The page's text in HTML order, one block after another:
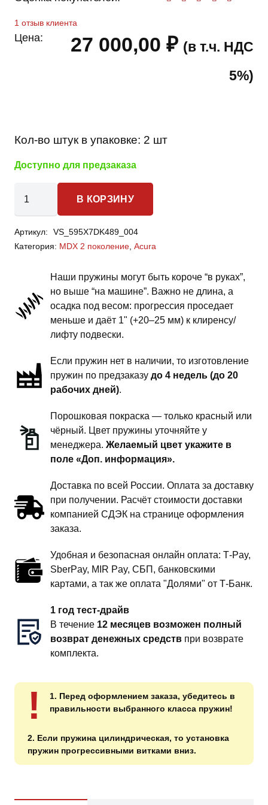
1 отзыв клиента
Цена: 27 000,00 ₽ (в т.ч. НДС
5%)
Кол-во штук в упаковке: 2 шт
Доступно для предзаказа
товара
MDX
2
пружины
передней
дюйм
комфорт
В КОРЗИНУ
Артикул:
VS_595X7DK489_004
Категория: MDX 2 поколение Acura
Наши пружины могут быть короче “в руках”,
но выше “на машине”. Важно не длина, а
осадка под весом: прогрессия проседает
меньше и даёт 1" (+20–25 мм) к клиренсу/
лифту подвески.
Если пружин нет в наличии, то изготовление
пружин по предзаказу до 4 недель (до 20
рабочих дней).
Порошковая покраска — только красный или
чёрный. Цвет пружины уточняйте у
менеджера. Желаемый цвет укажите в
поле «Доп. информация».
Доставка по всей России. Оплата за доставку
при получении. Расчёт стоимости доставки
компанией СДЭК на странице оформления
заказа.
Удобная и безопасная онлайн оплата: T‑Pay,
SberPay, MIR Pay, СБП, банковскими
картами, а так же оплата "Долями" от Т-Банк.
1 год тест-драйв
В течение 12 месяцев возможен полный
возврат денежных средств при возврате
комплекта.
!
1. Перед оформлением заказа, убедитесь в
правильности выбранного класса пружин!
2. Если пружина цилиндрическая, то установка
пружин прогрессивными витками вниз.